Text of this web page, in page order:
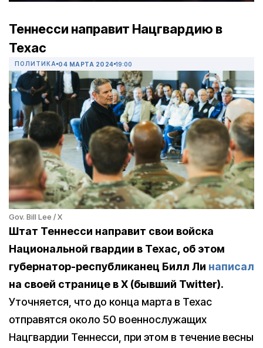
Теннесси направит Нацгвардию в
Техас
ПОЛИТИКА 04 МАРТА 2024 19:00
Gov. Bill Lee / X
Штат Теннесси направит свои войска
Национальной гвардии в Техас, об этом
губернатор-республиканец Билл Ли написал
на своей странице в X (бывший Twitter).
Уточняется, что до конца марта в Техас
отправятся около 50 военнослужащих
Нацгвардии Теннесси, при этом в течение весны